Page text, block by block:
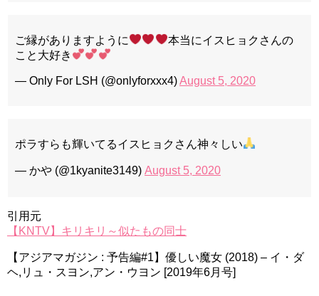
ご縁がありますように
本当にイスヒョクさんの
こと大好き
— Only For LSH (@onlyforxxx4)August 5, 2020
ポラすらも輝いてるイスヒョクさん神々しい
— かや (@1kyanite3149) August 5, 2020
引用元
【KNTV】キリキリ～似たもの同士
【アジアマガジン : 予告編#1】優しい魔女 (2018) – イ・ダ
ヘ,リュ・スヨン,アン・ウヨン [2019年6月号]